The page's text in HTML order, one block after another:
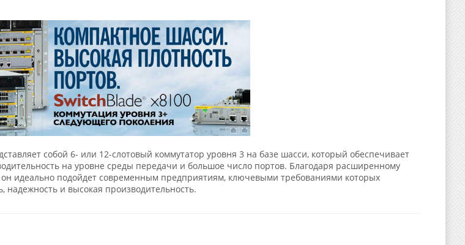
собой 6- или 12-слотовый коммутатор уровня 3 на базе шасси, который обеспечивает
на уровне среды передачи и большое число портов. Благодаря расширенному
идеально подойдет современным предприятиям, ключевыми требованиями которых
надежность и высокая производительность.